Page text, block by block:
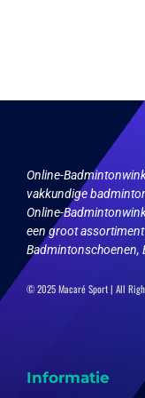
Online-
vakkundige
Online-
een groot
Badmintonschoenen,
© 2025 Macaré Sport | All
Informatie